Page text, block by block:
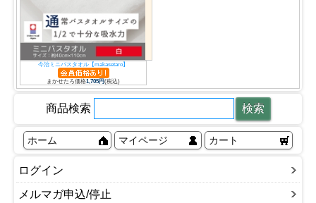
今治ミニバスタオル【makasetaro】
まかせたろ価格1,705円(税込)
商品検索
ホーム マイページ カート
ログイン
メルマガ申込/停止